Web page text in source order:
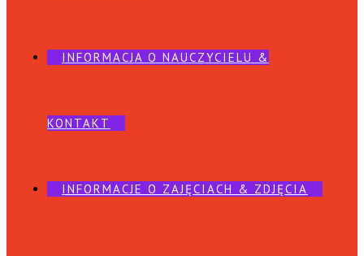
INFORMACJA O NAUCZYCIELU &
KONTAKT
INFORMACJE O ZAJĘCIACH & ZDJĘCIA